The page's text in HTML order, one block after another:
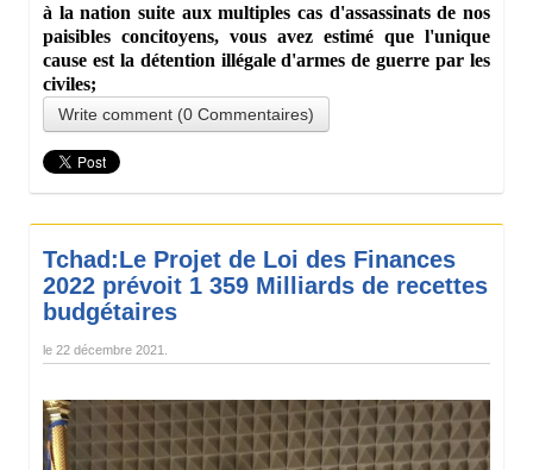
à la nation suite aux multiples cas d'assassinats de nos
paisibles concitoyens, vous avez estimé que l'unique
cause est la détention illégale d'armes de guerre par les
civiles;
Write comment (0 Commentaires)
Tchad:Le Projet de Loi des Finances
2022 prévoit 1 359 Milliards de recettes
budgétaires
le 22 décembre 2021